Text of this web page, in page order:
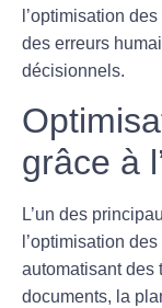
l’optimisation
des erreurs
décisionnels.
grâce à
L’un des
l’optimisation des
automatisant des
documents, la